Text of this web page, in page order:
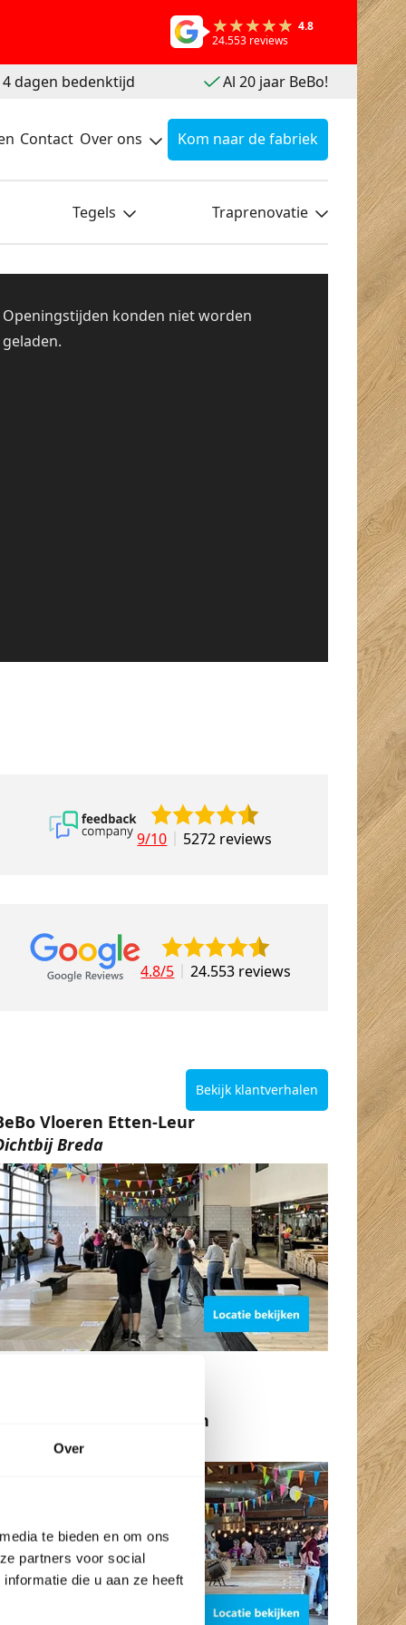
Over
te bieden en om ons
partners voor social
die u aan ze heeft
4.8
24.553 reviews
dagen bedenktijd Al 20 jaar BeBo!
Contact Over ons Kom naar de fabriek
Tegels Traprenovatie
Openingstijden konden niet worden
geladen.
9/10 5272 reviews
4.8/5 24.553 reviews
Bekijk klantverhalen
Vloeren Etten-Leur
Breda
BeBo Vloeren Vriezenveen
Dichtbij Almelo